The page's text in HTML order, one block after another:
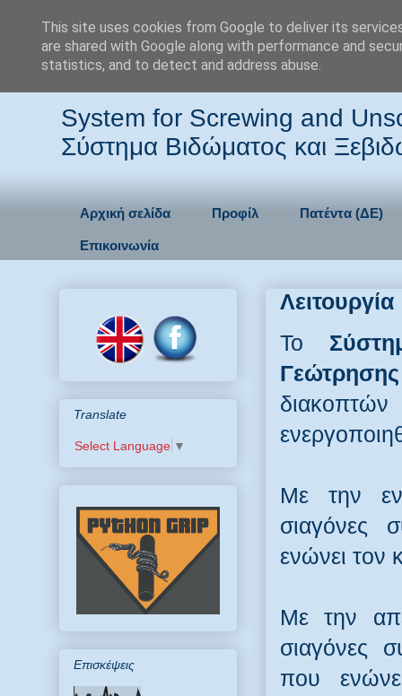
Python Grip
System for Screwing and
Σύστημα Βιδώματος και
Αρχική σελίδα Προφίλ Πατέντα (ΔΕ)
Επικοινωνία
Λειτουργία
Το
Με την
σιαγόνες
ενώνει
Με την
σιαγόνες
που
Translate
Select Language ▼
Επισκέψεις
This site uses cookies from Google to deliver its
are shared with Google along with performance and
statistics, and to detect and address abuse.